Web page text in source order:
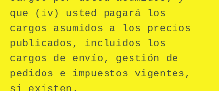
que (iv) usted pagará los
cargos asumidos a los precios
publicados, incluidos los
cargos de envío, gestión de
pedidos e impuestos vigentes,